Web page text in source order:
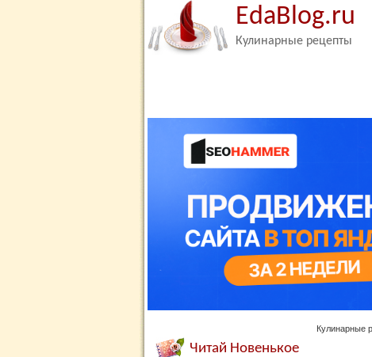
EdaBlog.ru
Кулинарные рецепты
Кулинарные
Читай Новенькое